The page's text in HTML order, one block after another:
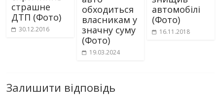
страшне
ДТП (Фото)
30.12.2016
обходиться
власникам у
значну суму
(Фото)
19.03.2024
автомобілі
(Фото)
16.11.2018
Залишити відповідь